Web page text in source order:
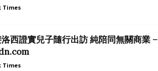
Times
西證實兒子隨行出訪 純陪同無關商業 –
Times